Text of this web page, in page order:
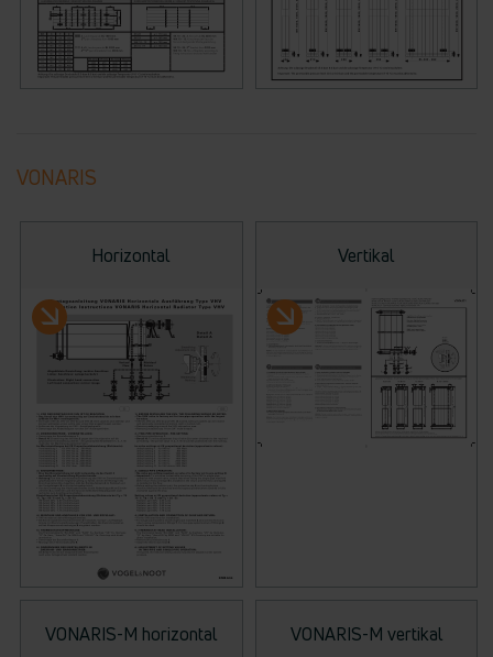
VONARIS
Horizontal Vertikal
VONARIS-M horizontal VONARIS-M vertikal